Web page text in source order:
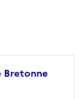
Bretonne